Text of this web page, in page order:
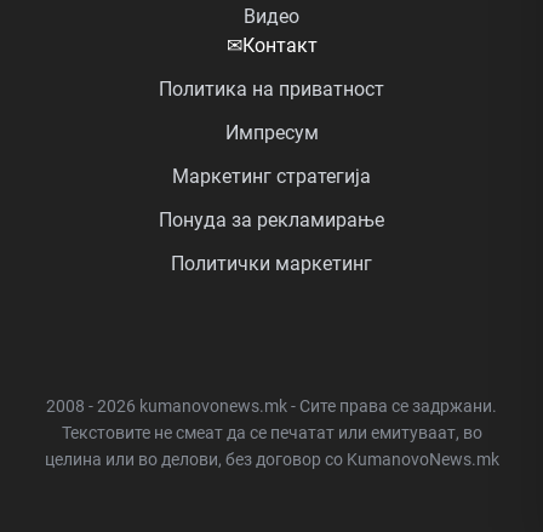
Видео
✉Контакт
Политика на приватност
Импресум
Маркетинг стратегија
Понуда за рекламирање
Политички маркетинг
2008 - 2026 kumanovonews.mk - Сите права се задржани.
Текстовите не смеат да се печатат или емитуваат, во
целина или во делови, без договор со KumanovoNews.mk